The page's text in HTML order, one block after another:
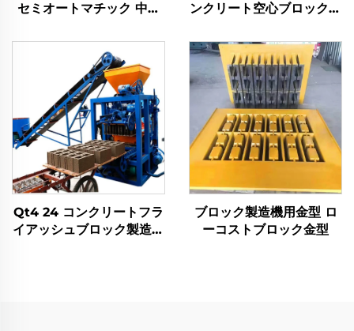
セミオートマチック 中空
ターロッキング煉瓦製造機
ンクリート空心ブロック製
煉瓦成形機 ザンビア販売
中
Qt4 24 コンクリートフラ
イアッシュブロック製造機
ブロック製造機用金型 ロ
ーコストブロック金型